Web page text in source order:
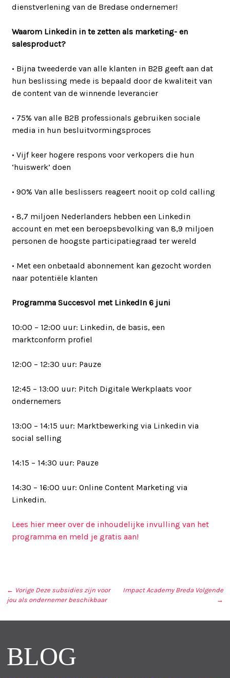
dienstverlening van de Bredase ondernemer!
Waarom Linkedin in te zetten als marketing- en
salesproduct?
• Bijna tweederde van alle klanten in B2B geeft aan dat
hun beslissing mede is bepaald door de kwaliteit van
de content van de winnende leverancier
• 75% van alle B2B professionals gebruiken sociale
media in hun besluitvormingsproces
• Vijf keer hogere respons voor verkopers die hun
‘huiswerk’ doen
• 90% Van alle beslissers reageert nooit op cold calling
• 8,7 miljoen Nederlanders hebben een Linkedin
account en met een beroepsbevolking van 8,9 miljoen
personen de hoogste participatiegraad ter wereld
• Met een onbetaald abonnement kan gezocht worden
naar potentiële klanten
Programma Succesvol met LinkedIn 6 juni
10:00 – 12:00 uur: Linkedin, de basis, een
marktconform profiel
12:00 – 12:30 uur: Pauze
12:45 – 13:00 uur: Pitch Digitale Werkplaats voor
ondernemers
13:00 – 14:15 uur: Marktbewerking via Linkedin via
social selling
14:15 – 14:30 uur: Pauze
14:30 – 16:00 uur: Online Content Marketing via
Linkedin.
Lees hier meer over de inhoudelijke invulling van het
programma en meld je gratis aan!
BERICHT NAVIGATIE
← VorigeDeze subsidies zijn voor
jou als ondernemer beschikbaar
Impact Academy Breda Volgende
→
BLOG